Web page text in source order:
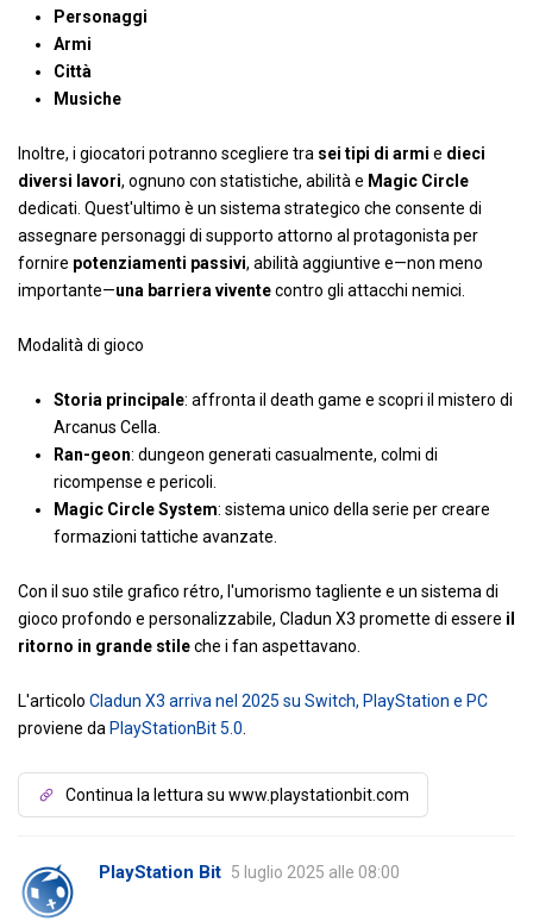
Personaggi
Armi
Città
Musiche
Inoltre, i giocatori potranno scegliere tra sei tipi di armi e dieci
diversi lavori, ognuno con statistiche, abilità e Magic Circle
dedicati. Quest'ultimo è un sistema strategico che consente di
assegnare personaggi di supporto attorno al protagonista per
fornire potenziamenti passivi, abilità aggiuntive e—non meno
importante—una barriera viventecontro gli attacchi nemici.
Modalità di gioco
Storia principale: affronta il death game e scopri il mistero di
Arcanus Cella.
Ran-geon: dungeon generati casualmente, colmi di
ricompense e pericoli.
Magic Circle System: sistema unico della serie per creare
formazioni tattiche avanzate.
Con il suo stile grafico rétro, l'umorismo tagliente e un sistema di
gioco profondo e personalizzabile, Cladun X3 promette di essere il
ritorno in grande stileche i fan aspettavano.
L'articolo Cladun X3 arriva nel 2025 su Switch, PlayStation e PC
proviene da PlayStationBit 5.0
Continua la lettura su www.playstationbit.com
PlayStation Bit 5 luglio 2025 alle 08:00